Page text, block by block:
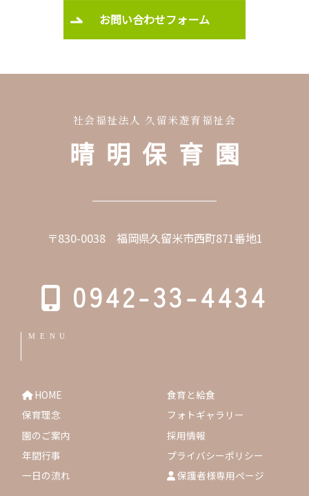
お問い合わせフォーム
社会福祉法人 久留米遊育福祉会
晴明保育園
〒830-0038 福岡県久留米市西町871番地1
0942-33-4434
MENU
HOME
保育理念
園のご案内
年間行事
一日の流れ
食育と給食
フォトギャラリー
採用情報
プライバシーポリシー
保護者様専用ページ